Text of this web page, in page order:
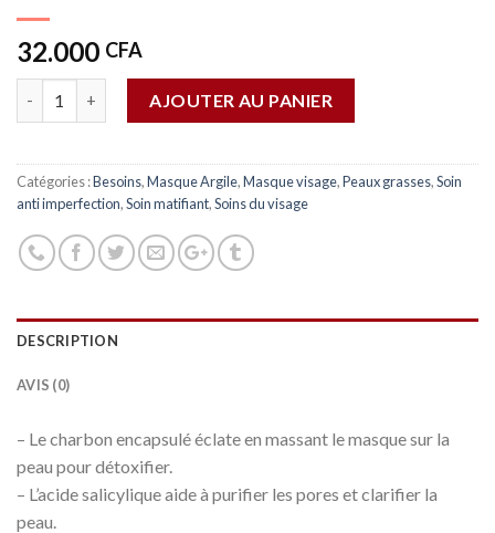
32.000 CFA
AJOUTER AU PANIER
Catégories :Besoins,Masque Argile,Masque visage,Peaux grasses,Soin
anti imperfection,Soin matifiant,Soins du visage
DESCRIPTION
AVIS (0)
– Le charbon encapsulé éclate en massant le masque sur la
peau pour détoxifier.
– L’acide salicylique aide à purifier les pores et clarifier la
peau.